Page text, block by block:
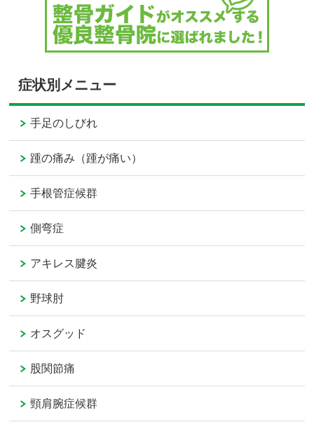
症状別メニュー
手足のしびれ
踵の痛み（踵が痛い）
手根管症候群
側弯症
アキレス腱炎
野球肘
オスグッド
股関節痛
頸肩腕症候群